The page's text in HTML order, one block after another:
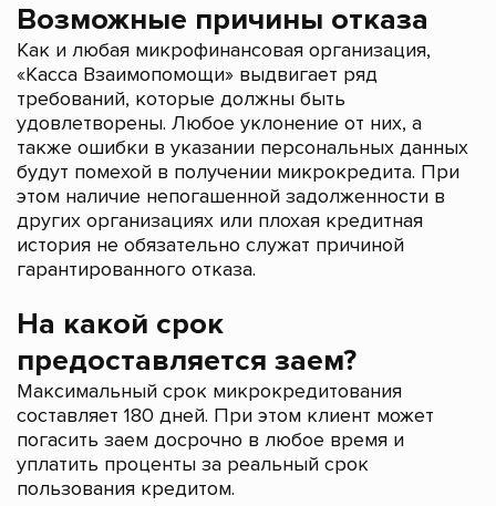
Возможные причины отказа
Как и любая микрофинансовая организация,
«Касса Взаимопомощи» выдвигает ряд
требований, которые должны быть
удовлетворены. Любое уклонение от них, а
также ошибки в указании персональных данных
будут помехой в получении микрокредита. При
этом наличие непогашенной задолженности в
других организациях или плохая кредитная
история не обязательно служат причиной
гарантированного отказа.
На какой срок
предоставляется заем?
Максимальный срок микрокредитования
составляет 180 дней. При этом клиент может
погасить заем досрочно в любое время и
уплатить проценты за реальный срок
пользования кредитом.